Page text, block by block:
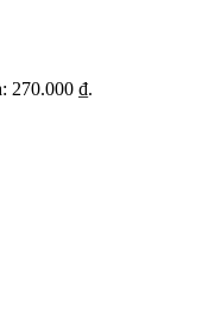
270.000 ₫.